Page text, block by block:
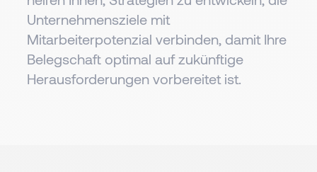
Unternehmensziele mit
Mitarbeiterpotenzial verbinden, damit Ihre
Belegschaft optimal auf zukünftige
Herausforderungen vorbereitet ist.